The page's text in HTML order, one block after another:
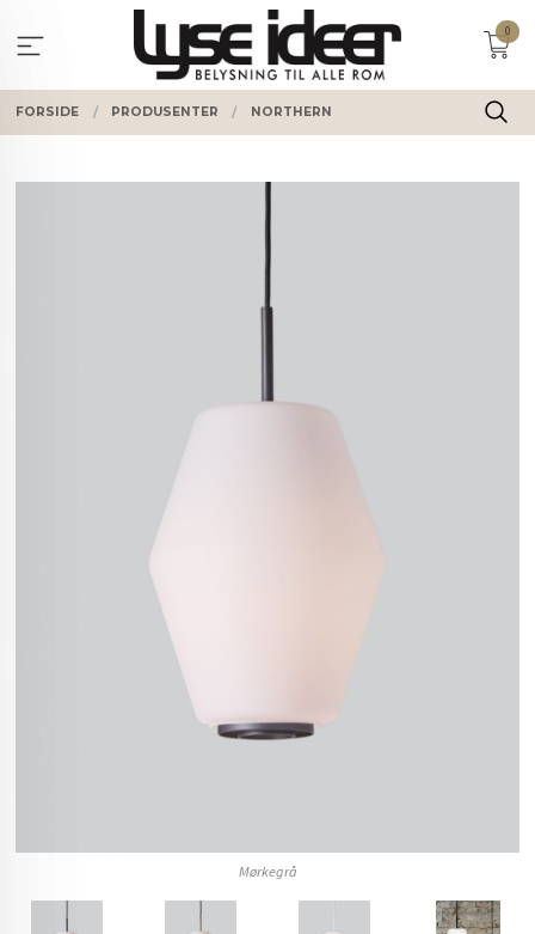
innholdet
0
FORSIDE PRODUSENTER NORTHERN
Mørkegrå